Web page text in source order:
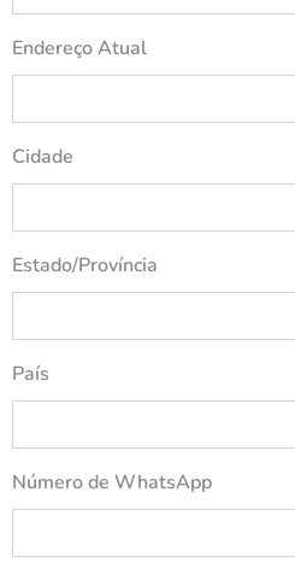
Endereço Atual
Cidade
Estado/Província
País
Número de WhatsApp